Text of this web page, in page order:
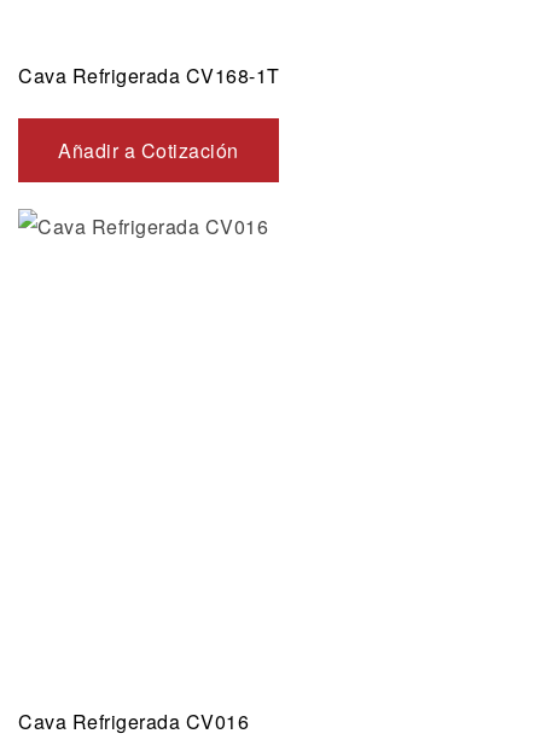
Cava Refrigerada CV168-1T
Añadir a Cotización
Cava Refrigerada CV016